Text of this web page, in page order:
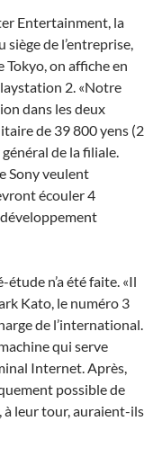
Entertainment, la
de l’entreprise,
on affiche en
2. «Notre
dans les deux
de 39 800 yens (2
de la filiale.
Sony veulent
écouler 4
étude n’a été faite. «Il
Kato, le numéro 3
de l’international.
qui serve
Internet. Après,
possible de
à leur tour, auraient-ils